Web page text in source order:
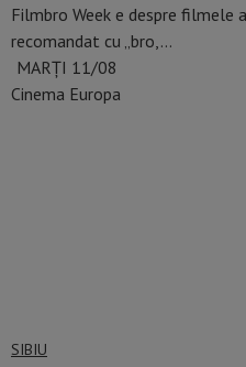
Filmbro Week e despre filmele
recomandat cu „bro,…
MARȚI 11/08
Cinema Europa
SIBIU